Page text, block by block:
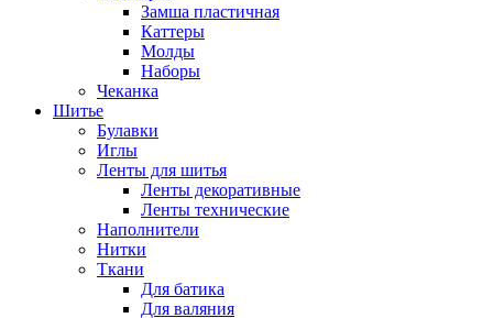
Замша пластичная
Каттеры
Молды
Наборы
Чеканка
Шитье
Булавки
Иглы
Ленты для шитья
Ленты декоративные
Ленты технические
Наполнители
Нитки
Ткани
Для батика
Для валяния